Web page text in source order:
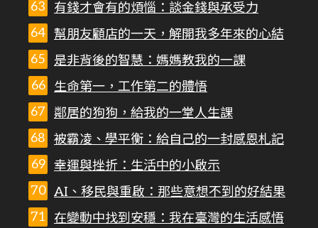
有錢才會有的煩惱：談金錢與承受力
幫朋友顧店的一天，解開我多年來的心結
是非背後的智慧：媽媽教我的一課
生命第一，工作第二的體悟
鄰居的狗狗，給我的一堂人生課
被霸凌、學平衡：給自己的一封感恩札記
幸運與挫折：生活中的小啟示
AI、移民與重啟：那些意想不到的好結果
在變動中找到安穩：我在臺灣的生活感悟